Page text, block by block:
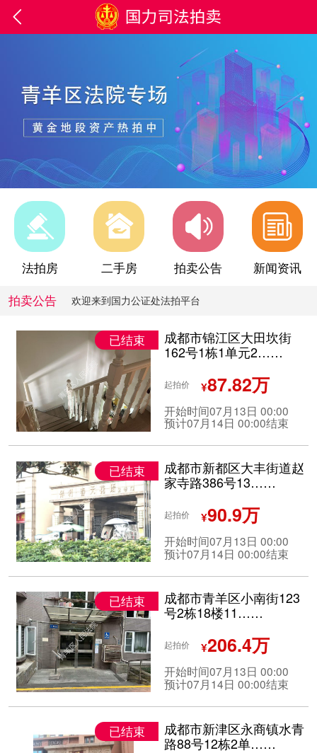

法拍房 二手房 拍卖公告
新闻资讯
拍卖公告
欢迎来到国力公证处法拍平台
欢迎来到国力公证处法拍平台
欢迎来到国力公证处法拍平台
已结束
成都市锦江区大田坎街
162号1栋1单元2……
起拍价 ¥87.82万
开始时间07月13日 00:00
预计07月14日 00:00结束
已结束
成都市新都区大丰街道赵
家寺路386号13……
起拍价 ¥90.9万
开始时间07月13日 00:00
预计07月14日 00:00结束
已结束
成都市青羊区小南街123
号2栋18楼11……
起拍价 ¥206.4万
开始时间07月13日 00:00
预计07月14日 00:00结束
已结束
成都市新津区永商镇水青
路88号12栋2单……